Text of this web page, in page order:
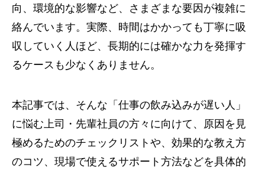
向、環境的な影響など、さまざまな要因が複雑に
絡んでいます。実際、時間はかかっても丁寧に吸
収していく人ほど、長期的には確かな力を発揮す
るケースも少なくありません。
本記事では、そんな「仕事の飲み込みが遅い人」
に悩む上司・先輩社員の方々に向けて、原因を見
極めるためのチェックリストや、効果的な教え方
のコツ、現場で使えるサポート方法などを具体的